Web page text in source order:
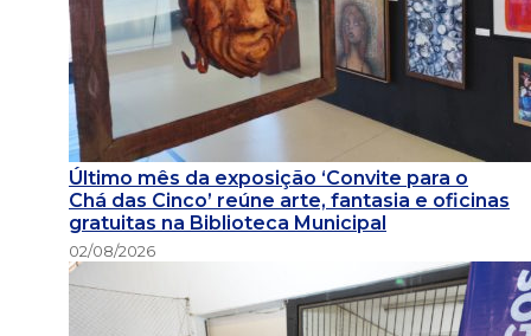
Último mês da exposição ‘Convite para o
Chá das Cinco’ reúne arte, fantasia e oficinas
gratuitas na Biblioteca Municipal
02/08/2026